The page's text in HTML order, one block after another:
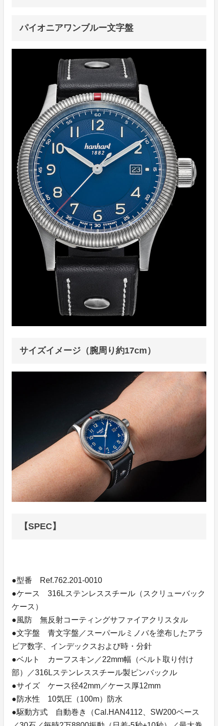
パイオニアワンブルー文字盤
サイズイメージ（腕周り約17cm）
【SPEC】
●型番 Ref.762.201-0010
●ケース 316Lステンレススチール（スクリューバック
ケース）
●風防 無反射コーティングサファイアクリスタル
●文字盤 青文字盤／スーパールミノバを塗布したアラ
ビア数字、インデックスおよび時・分針
●ベルト カーフスキン／22mm幅（ベルト取り付け
部）／316Lステンレススチール製ピンバックル
●サイズ ケース径42mm／ケース厚12mm
●防水性 10気圧（100m）防水
●駆動方式 自動巻き（Cal.HAN4112、SW200ベース